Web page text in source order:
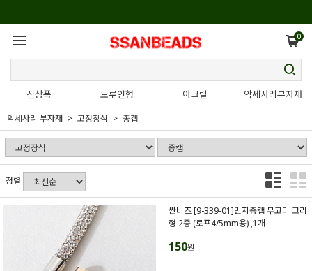
0
신상품 모루인형 아크릴 악세사리부자재
악세사리 부자재 고정장식 종캡
정렬
싼비즈 [9-339-01]민자종캡 무고리 고리
형 2종 (로프4/5mm용) ,1개
150원